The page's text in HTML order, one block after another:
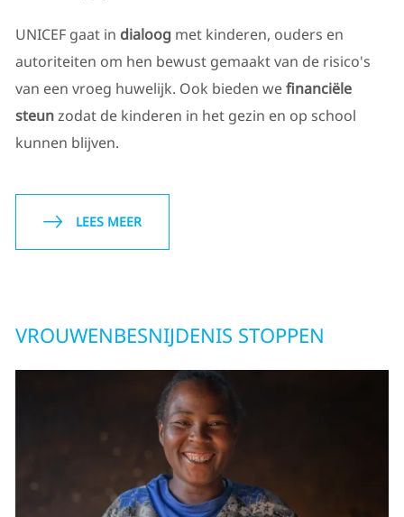
UNICEF gaat in dialoog met kinderen, ouders en
autoriteiten om hen bewust gemaakt van de risico's
van een vroeg huwelijk. Ook bieden wefinanciële
steunzodat de kinderen in het gezin en op school
kunnen blijven.
LEES MEER
VROUWENBESNIJDENIS STOPPEN